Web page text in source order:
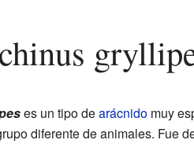
es un tipo dearácnidomuy
diferente de animales. Fue